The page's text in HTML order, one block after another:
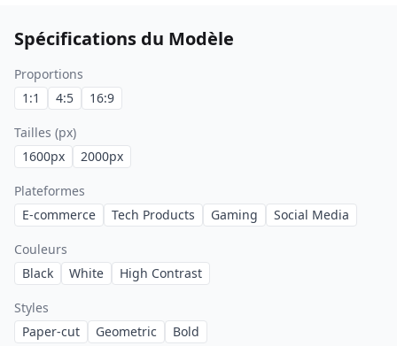
Spécifications du Modèle
Proportions
1:1
4:5 16:9
Tailles (px)
1600px 2000px
Plateformes
E-commerce
Tech Products Gaming Social Media
Couleurs
Black
White High Contrast
Styles
Paper-cut
Geometric Bold